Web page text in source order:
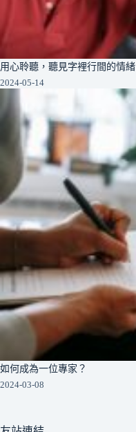
用心聆聽，聽見字裡行間的情緒
2024-05-14
如何成為一位專家？
2024-03-08